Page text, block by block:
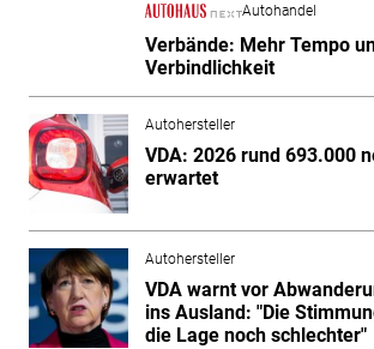
Autohandel
Verbände: Mehr Tempo
Verbindlichkeit
Autohersteller
VDA: 2026 rund 693.000
erwartet
Autohersteller
VDA warnt vor
ins Ausland: "Die
die Lage noch schlechter"